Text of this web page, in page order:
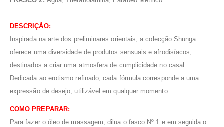
DESCRIÇÃO:
Inspirada na arte dos preliminares orientais, a colecção Shunga
oferece uma diversidade de produtos sensuais e afrodisíacos,
destinados a criar uma atmosfera de cumplicidade no casal.
Dedicada ao erotismo refinado, cada fórmula corresponde a uma
expressão de desejo, utilizável em qualquer momento.
COMO PREPARAR:
Para fazer o óleo de massagem, dilua o fasco Nº 1 e em seguida o